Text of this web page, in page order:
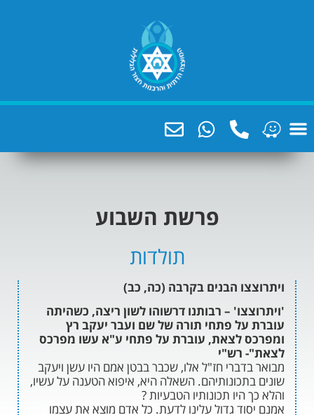
פרשת השבוע
הבנים בקרבה (כה, כב)
– רבותנו דרשוהו לשון ריצה, כשהיתה
פתחי תורה של שם ועבר יעקב רץ
לצאת, עוברת על פתחי ע"א עשו מפרכס
רש"י
חז"ל אלו, שכבר בבטן אמם היו עשן ויעקב
השאלה היא, איפוא הטענה על עשיו,
תכונותיו הטבעיות ?
גדול עלינו לדעת. כל אדם מוצא את עצמו